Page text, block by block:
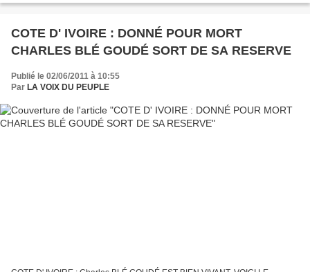
COTE D' IVOIRE : DONNÉ POUR MORT
CHARLES BLÉ GOUDÉ SORT DE SA RESERVE
Publié le 02/06/2011 à 10:55
Par LA VOIX DU PEUPLE